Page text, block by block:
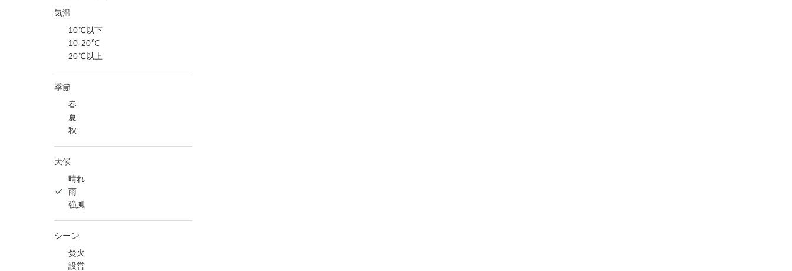
気温
10℃以下
10-20℃
20℃以上
季節
春
夏
秋
天候
晴れ
雨
強風
シーン
焚火
設営